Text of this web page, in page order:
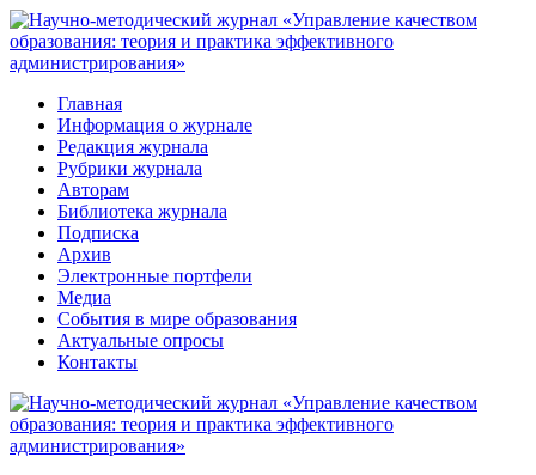
Перейти
к
контенту
Главная
Информация о журнале
Редакция журнала
Рубрики журнала
Авторам
Библиотека журнала
Подписка
Архив
Электронные портфели
Медиа
События в мире образования
Актуальные опросы
Контакты